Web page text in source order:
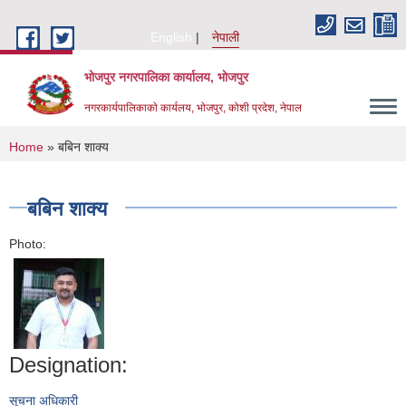
English
नेपाली
भोजपुर नगरपालिका कार्यालय, भाेजपुर
नगरकार्यपालिकाकाे कार्यलय, भाेजपुर, कोशी प्रदेश, नेपाल
You are here
Home » बबिन शाक्य
बबिन शाक्य
Photo:
Designation:
सूचना अधिकारी